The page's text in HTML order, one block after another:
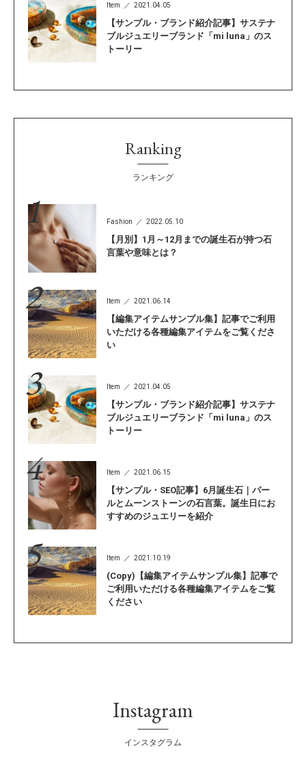
Item 2021.04.05
【サンプル・ブランド紹介記事】サステナ
ブルジュエリーブランド「mi luna」のス
トーリー
Ranking
ランキング
Fashion 2022.05.10
【月別】1月～12月までの誕生石が持つ石
言葉や意味とは？
Item 2021.06.14
【編集アイテムサンプル集】記事でご利用
いただける各種編集アイテムをご覧くださ
い
Item 2021.04.05
【サンプル・ブランド紹介記事】サステナ
ブルジュエリーブランド「mi luna」のス
トーリー
Item 2021.06.15
【サンプル・SEO記事】6月誕生石｜パー
ルとムーンストーンの石言葉。誕生日にお
すすめのジュエリーを紹介
Item 2021.10.19
(Copy)【編集アイテムサンプル集】記事で
ご利用いただける各種編集アイテムをご覧
ください
Instagram
インスタグラム